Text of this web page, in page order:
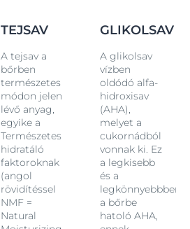
TEJSAV
A tejsav a
bőrben
természetes
módon jelen
lévő anyag,
egyike a
Természetes
hidratáló
faktoroknak
(angol
rövidítéssel
NMF =
Natural
GLIKOLSAV
A glikolsav
vízben
oldódó alfa-
hidroxisav
(AHA),
melyet a
cukornádból
vonnak ki. Ez
a legkisebb
és a
legkönnyebbben
a bőrbe
hatoló AHA,